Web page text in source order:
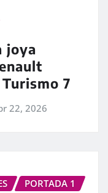
joya
7
22, 2026
PORTADA 1